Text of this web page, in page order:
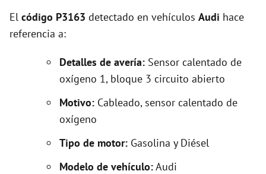
El código P3163 detectado en vehículos Audi hace
referencia a:
Detalles de avería: Sensor calentado de
oxígeno 1, bloque 3 circuito abierto
Motivo: Cableado, sensor calentado de
oxígeno
Tipo de motor: Gasolina y Diésel
Modelo de vehículo:Audi